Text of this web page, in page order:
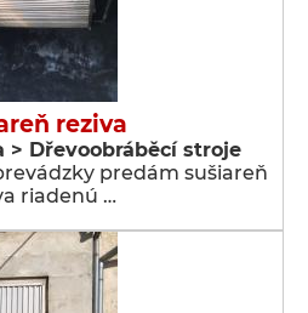
reziva
> Dřevoobráběcí stroje
predám sušiareň
riadenú …